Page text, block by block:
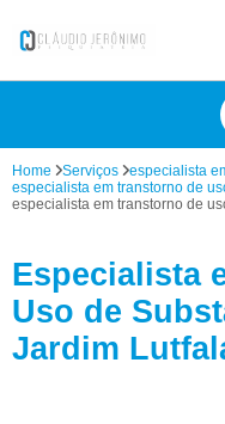
Home Serviços
especialista
especialista em transtorno de
especialista em transtorno de
Especialista
Uso de
Jardim